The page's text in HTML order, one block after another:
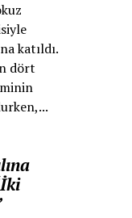
katıldı.
dört